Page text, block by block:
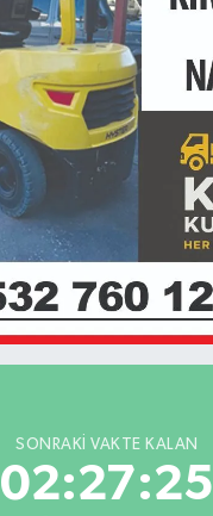
SONRAKI VAKTE KALAN
02:27:25